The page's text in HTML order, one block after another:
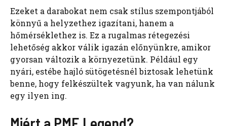
Ezeket a darabokat nem csak stílus szempontjából
könnyű a helyzethez igazítani, hanem a
hőmérséklethez is. Ez a rugalmas rétegezési
lehetőség akkor válik igazán előnyünkre, amikor
gyorsan változik a környezetünk. Például egy
nyári, estébe hajló sütögetésnél biztosak lehetünk
benne, hogy felkészültek vagyunk, ha van nálunk
egy ilyen ing.